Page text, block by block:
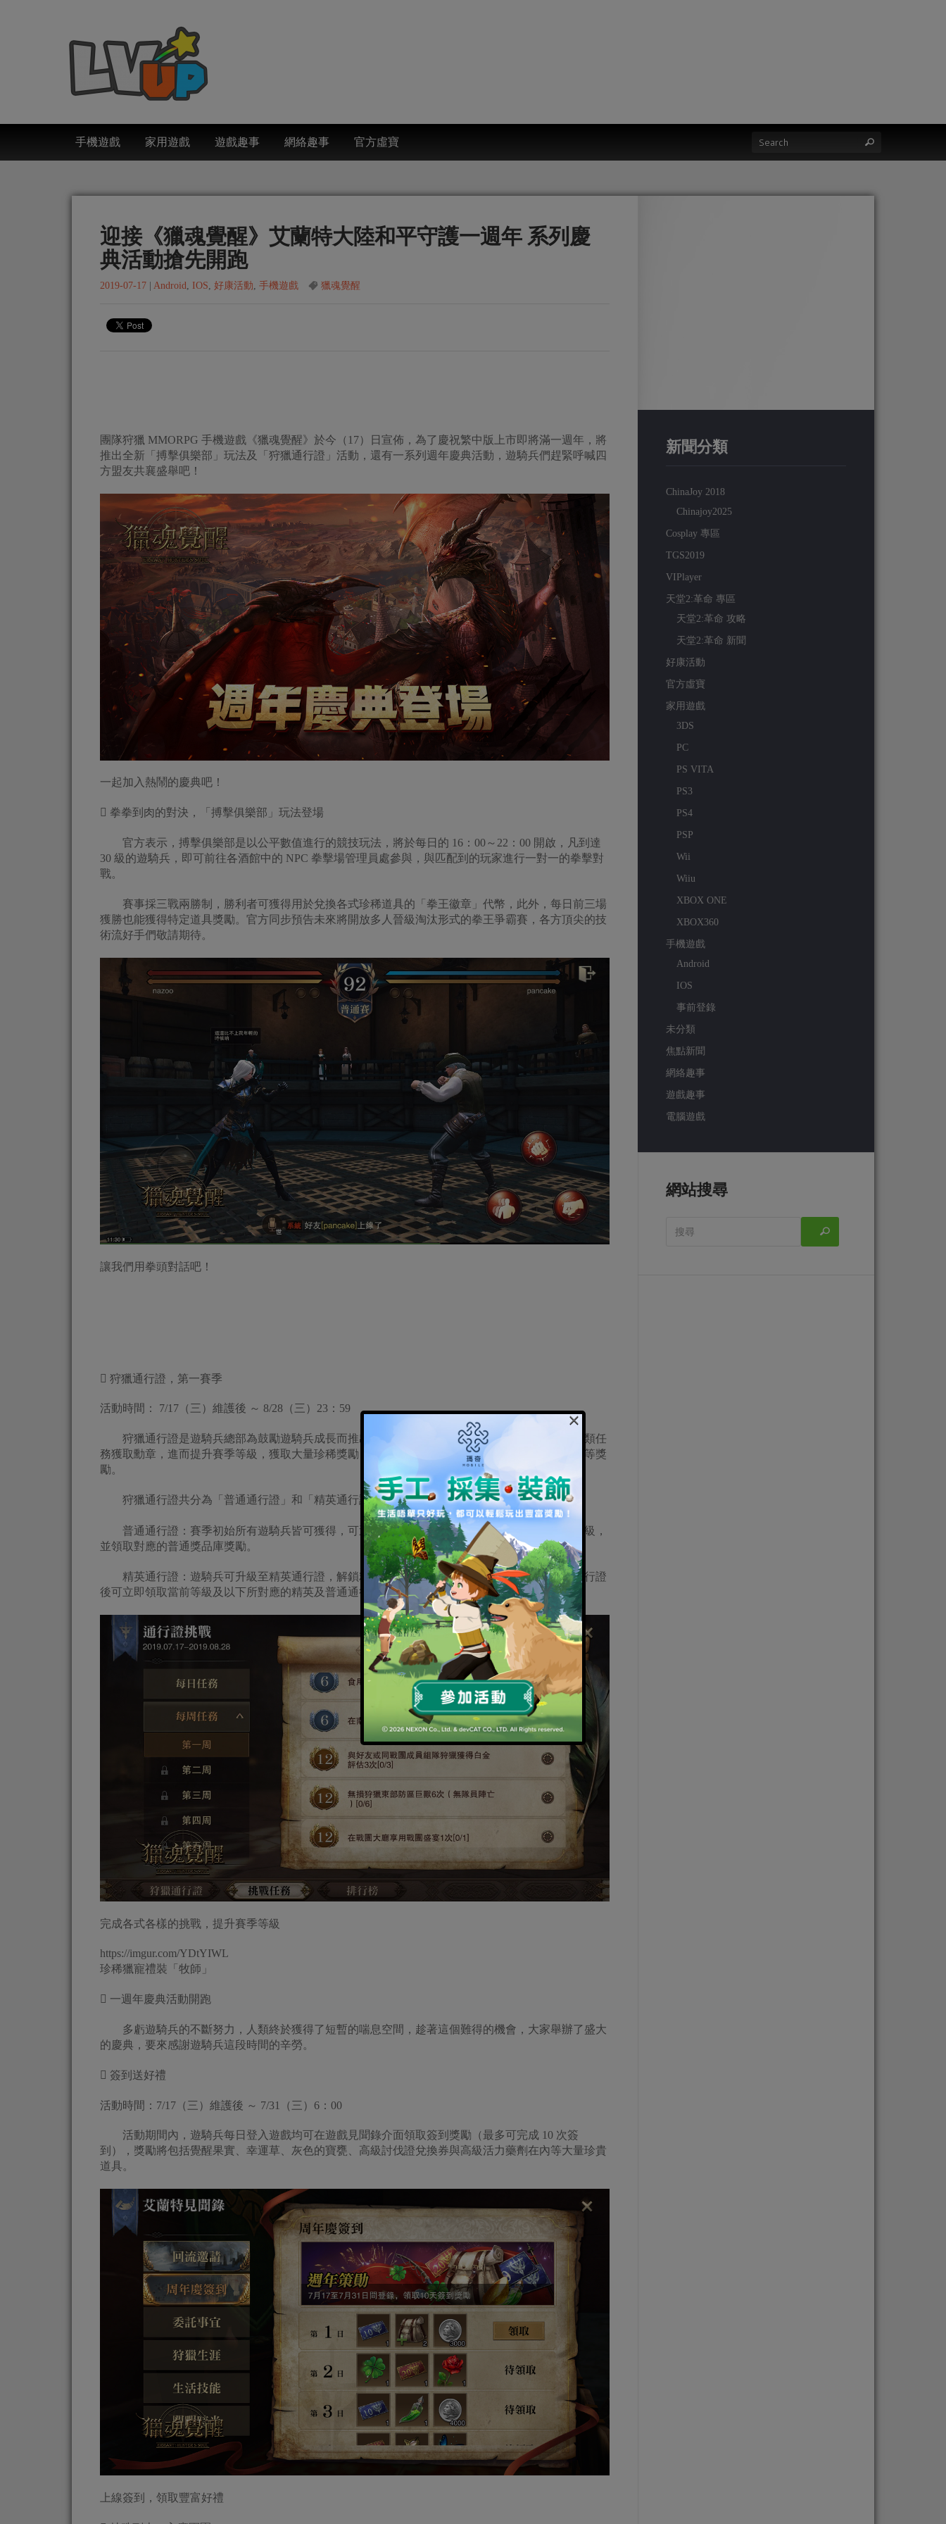
手機遊戲 家用遊戲 遊戲趣事 網絡趣事 官方虛寶
迎接《獵魂覺醒》艾蘭特大陸和平守護一週年 系列慶
典活動搶先開跑
2019-07-17 Android, IOS, 好康活動, 手機遊戲 獵魂覺醒
團隊狩獵 MMORPG 手機遊戲《獵魂覺醒》於今（17）日宣佈，為了慶祝繁中版上市即將滿一週年，將
推出全新「搏擊俱樂部」玩法及「狩獵通行證」活動，還有一系列週年慶典活動，遊騎兵們趕緊呼喊四
方盟友共襄盛舉吧！
一起加入熱鬧的慶典吧！
 拳拳到肉的對決，「搏擊俱樂部」玩法登場
官方表示，搏擊俱樂部是以公平數值進行的競技玩法，將於每日的 16：00～22：00 開啟，凡到達
30 級的遊騎兵，即可前往各酒館中的 NPC 拳擊場管理員處參與，與匹配到的玩家進行一對一的拳擊對
戰。
賽事採三戰兩勝制，勝利者可獲得用於兌換各式珍稀道具的「拳王徽章」代幣，此外，每日前三場
獲勝也能獲得特定道具獎勵。官方同步預告未來將開放多人晉級淘汰形式的拳王爭霸賽，各方頂尖的技
術流好手們敬請期待。
讓我們用拳頭對話吧！
 狩獵通行證，第一賽季
活動時間： 7/17（三）維護後 ～ 8/28（三）23：59
狩獵通行證是遊騎兵總部為鼓勵遊騎兵成長而推出的活動。活動期間內，遊騎兵可透過完成各類任
務獲取勳章，進而提升賽季等級，獲取大量珍稀獎勵，其中包括獵寵禮裝「牧師」及定製版聊天框等獎
勵。
狩獵通行證共分為「普通通行證」和「精英通行證」兩種，兩者均有相應的獎勵物品庫：
普通通行證：賽季初始所有遊騎兵皆可獲得，可透過完成相關的每日與每週任務，提升賽季等級，
並領取對應的普通獎品庫獎勵。
精英通行證：遊騎兵可升級至精英通行證，解鎖精英週任務及精英通行證的海量獎勵。升級通行證
後可立即領取當前等級及以下所對應的精英及普通通行證獎勵。
完成各式各樣的挑戰，提升賽季等級
https://imgur.com/YDtYIWL
珍稀獵寵禮裝「牧師」
 一週年慶典活動開跑
多虧遊騎兵的不斷努力，人類終於獲得了短暫的喘息空間，趁著這個難得的機會，大家舉辦了盛大
的慶典，要來感謝遊騎兵這段時間的辛勞。
 簽到送好禮
活動時間：7/17（三）維護後 ～ 7/31（三）6：00
活動期間內，遊騎兵每日登入遊戲均可在遊戲見聞錄介面領取簽到獎勵（最多可完成 10 次簽
到），獎勵將包括覺醒果實、幸運草、灰色的寶甕、高級討伐證兌換券與高級活力藥劑在內等大量珍貴
道具。
上線簽到，領取豐富好禮
新聞分類
ChinaJoy 2018
Chinajoy2025
Cosplay 專區
TGS2019
VIPlayer
天堂2:革命 專區
天堂2:革命 攻略
天堂2:革命 新聞
好康活動
官方虛寶
家用遊戲
3DS
PC
PS VITA
PS3
PS4
PSP
Wii
Wiiu
XBOX ONE
XBOX360
手機遊戲
Android
IOS
事前登錄
未分類
焦點新聞
網絡趣事
遊戲趣事
電腦遊戲
網站搜尋
×